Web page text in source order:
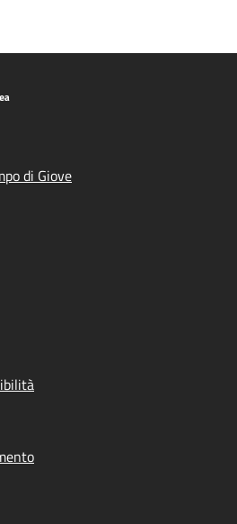
di Giove